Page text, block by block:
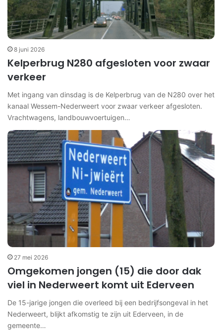
8 juni 2026
Kelperbrug N280 afgesloten voor zwaar
verkeer
Met ingang van dinsdag is de Kelperbrug van de N280 over het
kanaal Wessem-Nederweert voor zwaar verkeer afgesloten.
Vrachtwagens, landbouwvoertuigen…
27 mei 2026
Omgekomen jongen (15) die door dak
viel in Nederweert komt uit Ederveen
De 15-jarige jongen die overleed bij een bedrijfsongeval in het
Nederweert, blijkt afkomstig te zijn uit Ederveen, in de
gemeente…